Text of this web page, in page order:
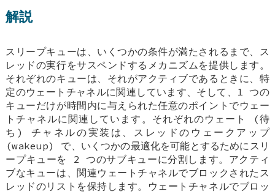
解説
スリープキューは、いくつかの条件が満たされるまで、ス
レッドの実行をサスペンドするメカニズムを提供します。
それぞれのキューは、それがアクティブであるときに、特
定のウェートチャネルに関連しています、そして、1 つの
キューだけが時間内に与えられた任意のポイントでウェー
トチャネルに関連しています。それぞれのウェート (待
ち) チャネルの実装は、スレッドのウェークアップ
(wakeup) で、いくつかの最適化を可能とするためにスリ
ープキューを 2 つのサブキューに分割します。アクティ
ブなキューは、関連ウェートチャネルでブロックされたス
レッドのリストを保持します。ウェートチャネルでブロッ